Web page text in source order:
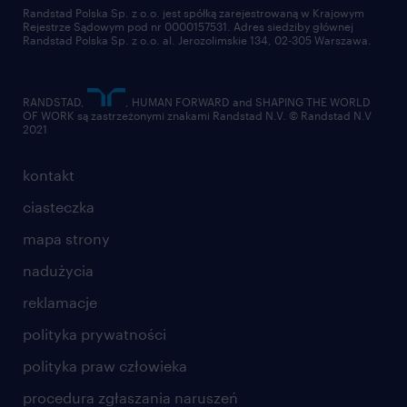
złóż CV
kontakt
ciasteczka
mapa strony
nadużycia
reklamacje
polityka prywatności
polityka praw człowieka
procedura zgłaszania naruszeń
Randstad Polska Sp. z o.o. jest spółką zarejestrowaną w Krajowym
Rejestrze Sądowym pod nr 0000157531. Adres siedziby głównej
Randstad Polska Sp. z o.o. al. Jerozolimskie 134, 02-305 Warszawa.
RANDSTAD,
, HUMAN FORWARD and SHAPING THE WORLD
OF WORK są zastrzeżonymi znakami Randstad N.V. © Randstad N.V
2021